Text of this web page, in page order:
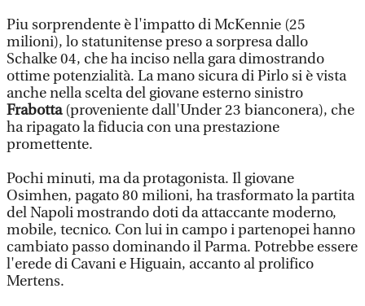
Piu sorprendente è l'impatto di McKennie (25
milioni), lo statunitense preso a sorpresa dallo
Schalke 04, che ha inciso nella gara dimostrando
ottime potenzialità. La mano sicura di Pirlo si è vista
anche nella scelta del giovane esterno sinistro
Frabotta(proveniente dall'Under 23 bianconera), che
ha ripagato la fiducia con una prestazione
promettente.
Pochi minuti, ma da protagonista. Il giovane
Osimhen, pagato 80 milioni, ha trasformato la partita
del Napoli mostrando doti da attaccante moderno,
mobile, tecnico. Con lui in campo i partenopei hanno
cambiato passo dominando il Parma. Potrebbe essere
l'erede di Cavani e Higuain, accanto al prolifico
Mertens.